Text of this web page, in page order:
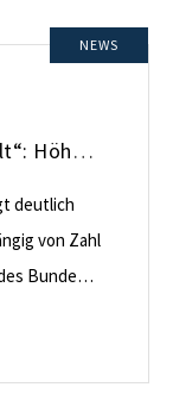
NEWS
KfW-Förderung „Jung kauft Alt“: Höhere Kredite ab August 2026
deutlich
von Zahl
Bundes
effektiv bei